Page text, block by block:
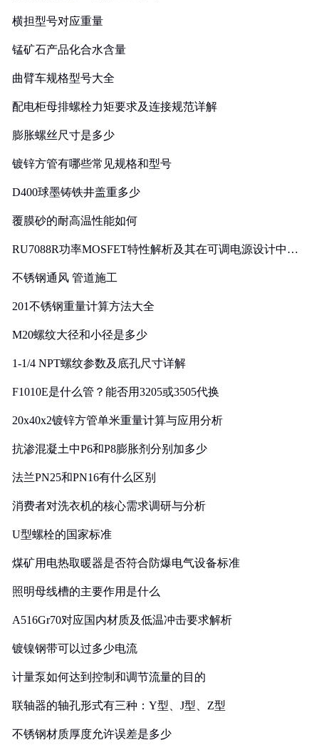
横担型号对应重量
锰矿石产品化合水含量
曲臂车规格型号大全
配电柜母排螺栓力矩要求及连接规范详解
膨胀螺丝尺寸是多少
镀锌方管有哪些常见规格和型号
D400球墨铸铁井盖重多少
覆膜砂的耐高温性能如何
RU7088R功率MOSFET特性解析及其在可调电源设计中的
不锈钢通风 管道施工
201不锈钢重量计算方法大全
M20螺纹大径和小径是多少
1-1/4 NPT螺纹参数及底孔尺寸详解
F1010E是什么管？能否用3205或3505代换
20x40x2镀锌方管单米重量计算与应用分析
抗渗混凝土中P6和P8膨胀剂分别加多少
法兰PN25和PN16有什么区别
消费者对洗衣机的核心需求调研与分析
U型螺栓的国家标准
煤矿用电热取暖器是否符合防爆电气设备标准
照明母线槽的主要作用是什么
A516Gr70对应国内材质及低温冲击要求解析
镀镍钢带可以过多少电流
计量泵如何达到控制和调节流量的目的
联轴器的轴孔形式有三种：Y型、J型、Z型
不锈钢材质厚度允许误差是多少